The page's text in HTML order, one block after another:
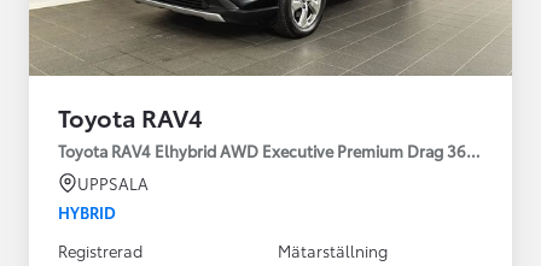
Toyota RAV4
Toyota RAV4 Elhybrid AWD Executive Premium Drag 360-kamera
UPPSALA
HYBRID
Registrerad
Mätarställning